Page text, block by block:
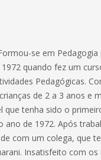
se em Pedagogia
quando fez um
Pedagógicas.
de 2 a 3 anos e
que tenha sido o
de 1972. Após
com um colega, que
Insatisfeito com os